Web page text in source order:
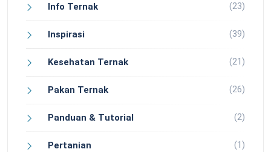
Info Ternak (23)
Inspirasi (39)
Kesehatan Ternak (21)
Pakan Ternak (26)
Panduan & Tutorial (2)
Pertanian (1)